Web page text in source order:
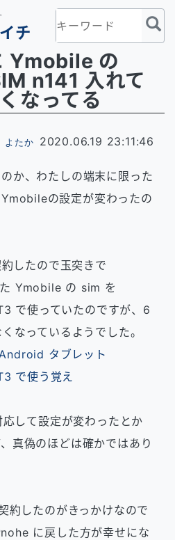
チ
Ymobile の
n141 入れて
なってる
よたか 2020.06.19 23:11:46
か、わたしの端末に限った
の設定が変わったの
したので玉突きで
Ymobile の sim を
で使っていたのですが、6
なっているようでした。
タブレット
で使う覚え
して設定が変わったとか
真偽のほどは確かではあり
約したのがきっかけなので
に戻した方が幸せにな